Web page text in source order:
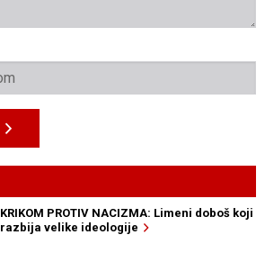
KRIKOM PROTIV NACIZMA: Limeni doboš koji
razbija velike ideologije